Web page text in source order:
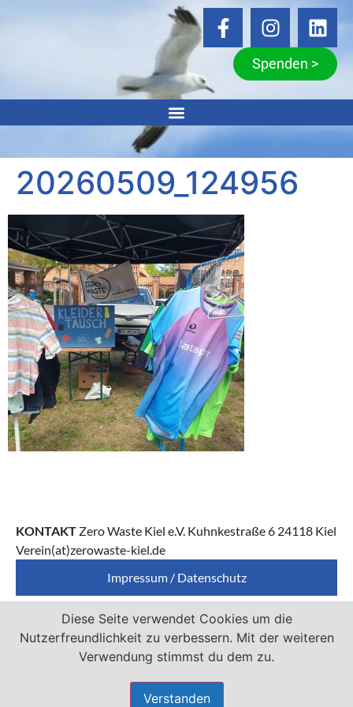
Spenden >
20260509_124956
KONTAKT Zero Waste Kiel e.V. Kuhnkestraße 6 24118 Kiel
Verein(at)zerowaste-kiel.de
Impressum / Datenschutz
Zero Waste Kiel e.V. ist Mitglied von
Diese Seite verwendet Cookies um die
Nutzerfreundlichkeit zu verbessern. Mit der weiteren
Verwendung stimmst du dem zu.
Verstanden